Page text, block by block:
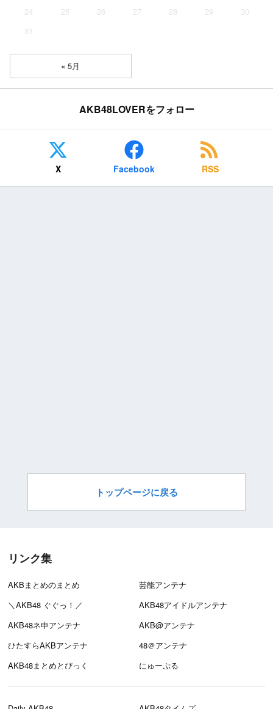
24
25 26 27 28 29
30
31
« 5月
AKB48LOVERをフォロー
X Facebook RSS
トップページに戻る
リンク集
AKBまとめのまとめ
芸能アンテナ
＼AKB48 ぐぐっ！／
AKB48アイドルアンテナ
AKB48ネ申アンテナ
AKB@アンテナ
ひたすらAKBアンテナ
48＠アンテナ
AKB48まとめとぴっく
にゅーぷる